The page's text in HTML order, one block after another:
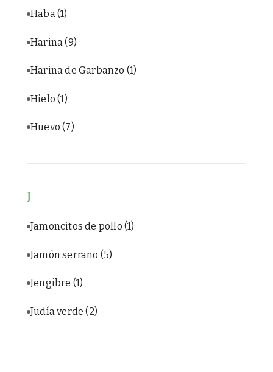
Haba(1)
Harina(9)
Harina de Garbanzo (1)
Hielo(1)
Huevo(7)
J
Jamoncitos de pollo (1)
Jamón serrano (5)
Jengibre (1)
Judía verde(2)